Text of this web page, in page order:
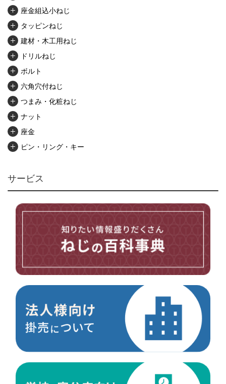
座金組込小ねじ
タッピンねじ
建材・木工用ねじ
ドリルねじ
ボルト
六角穴付ねじ
つまみ・化粧ねじ
ナット
座金
ピン・リング・キー
アンカー・プラグ
ユニファイねじ
その他ねじ
電材・設備
切削工具
サービス